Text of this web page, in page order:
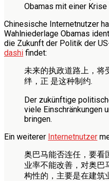
Obamas mit einer
Chinesische Internetnutzer
Wahlniederlage Obamas
die Zukunft der Politik der
dashi findet:
未来的执政道路上，将
绊，正 是这种制约.
Der zukünftige
viele Einschränkungen
bringen.
Ein weiterer Internetnutzer
奥巴马能否连任，要看
业率不能改善，对奥巴
构性的，主要是在建筑